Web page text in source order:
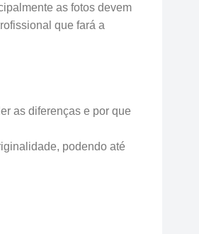
as fotos devem
que fará a
as diferenças e por que
podendo até